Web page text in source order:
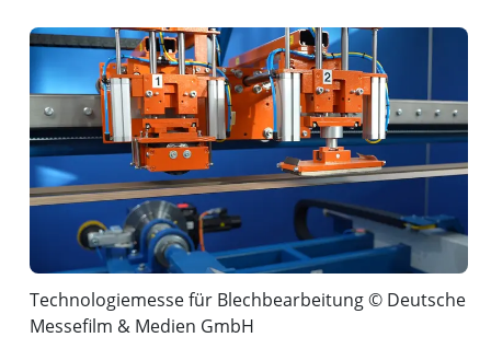
Technologiemesse für Blechbearbeitung © Deutsche
Messefilm & Medien GmbH